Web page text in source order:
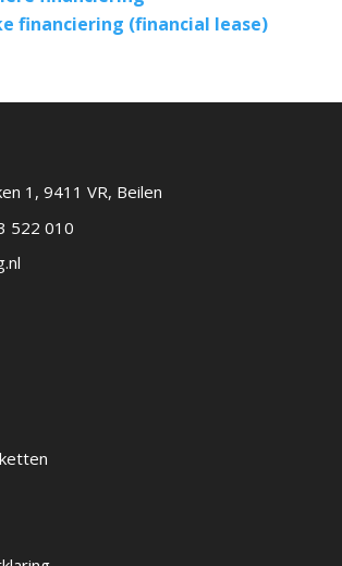
financiering (financial lease)
1, 9411 VR, Beilen
522 010